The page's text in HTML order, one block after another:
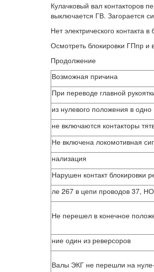
Кулачковый вал контакторов
выключается ГВ. Загорается
Нет электрического контакта
Осмотреть блокировки ГПпр и
Продолжение
Возможная причина
При переводе главной
из нулевого положения в
не включаются контакторы
Не включена локомотивная
нализация
Нарушен контакт блокировки
ле 267 в цепи проводов 37,
Не перешел в конечное
ние один из реверсоров
Валы ЭКГ не перешли на нуле-